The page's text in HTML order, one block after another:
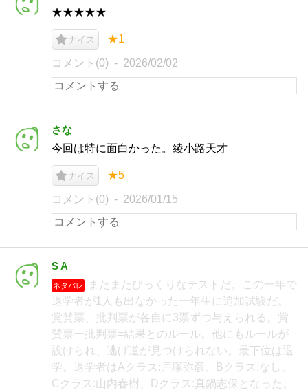
★★★★★
ナイス ★1
コメント(0) 2026/02/02
さな
今回は特に面白かった。綾小路天才
ナイス ★5
コメント(0) 2026/01/15
S A
ネタバレ
またまたびっくりなテストだ。この一年で
退学者が1人も出なかった一年生に追加試験だ。
賞賛票、批判票が各自に3票ずつ与えられる。賞
賛票ー批判票=結果とのルール。他にもルールが
設けられ、逃げ道が見つけられない。最下位は退
学。退学者はAクラス:戸塚弥彦、Bクラス:なし、
Cクラス:山内春樹、Dクラス:真鍋志保となった。